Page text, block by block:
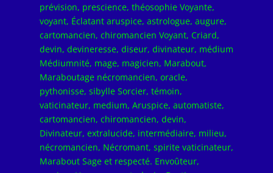
prévision, prescience, théosophie Voyante,
voyant, Éclatant aruspice, astrologue, augure,
cartomancien, chiromancien Voyant, Criard,
devin, devineresse, diseur, divinateur, médium
Médiumnité, mage, magicien, Marabout,
Maraboutage nécromancien, oracle,
pythonisse, sibylle Sorcier, témoin,
vaticinateur, medium, Aruspice, automatiste,
cartomancien, chiromancien, devin,
Divinateur, extralucide, intermédiaire, milieu,
nécromancien, Nécromant, spirite vaticinateur,
Marabout Sage et respecté. Envoûteur,